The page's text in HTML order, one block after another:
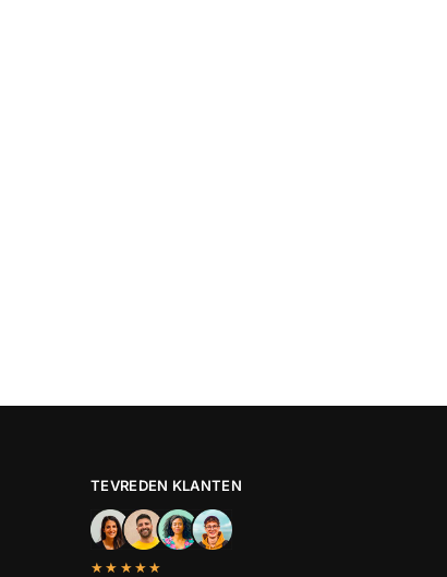
TEVREDEN KLANTEN
★★★★★